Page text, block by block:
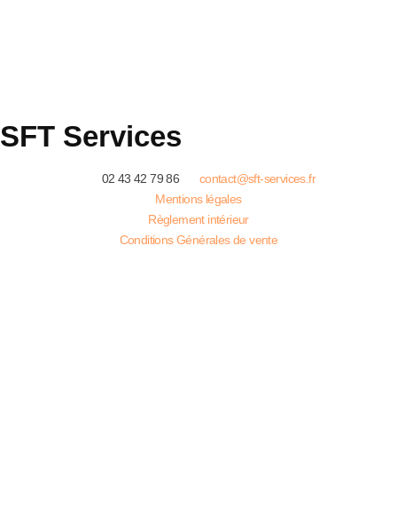
SFT Services
02 43 42 79 86
contact@sft-services.fr
Mentions légales
Règlement intérieur
Conditions Générales de vente